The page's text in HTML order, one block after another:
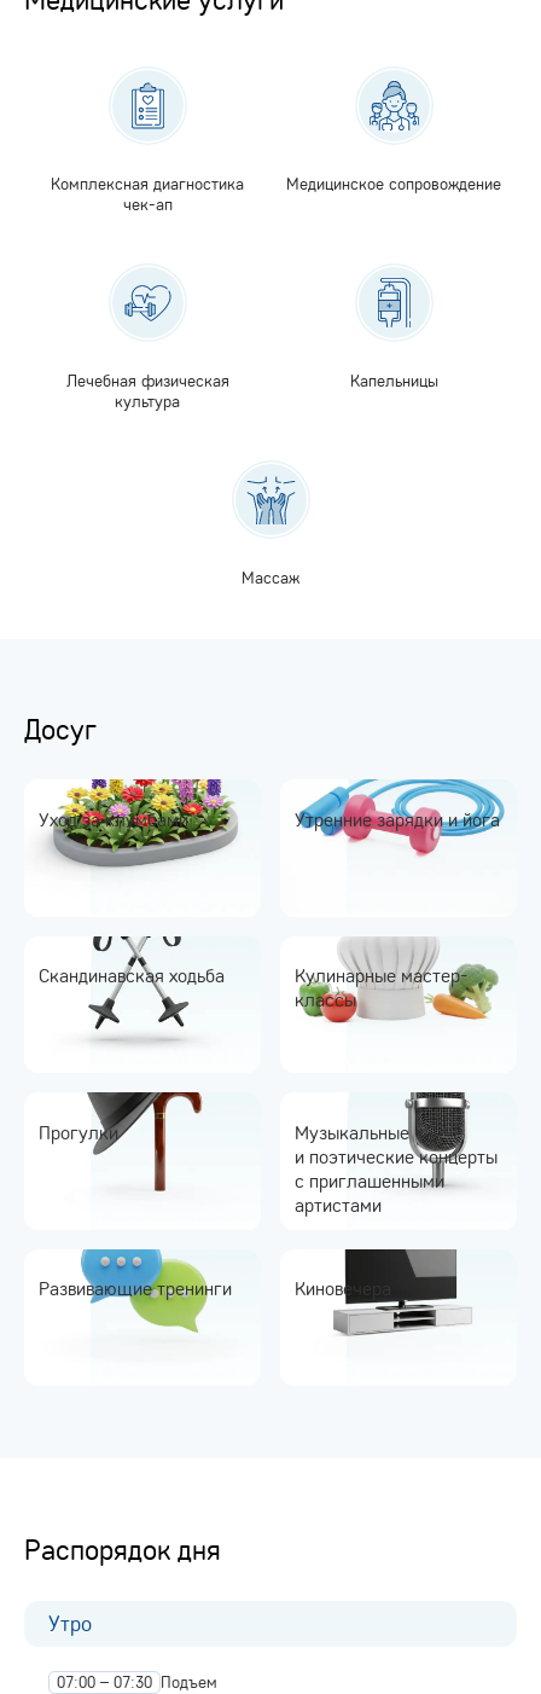
Комплексная диагностика
чек-ап
Медицинское сопровождение
Лечебная физическая
культура
Капельницы
Массаж
Досуг
Уход за клумбами Утренние зарядки и йога
Скандинавская ходьба
Кулинарные мастер-
классы
Прогулки
Музыкальные
и поэтические концерты
с приглашенными
артистами
Развивающие тренинги Киновечера
Распорядок дня
Утро
07:00 – 07:30 Подъем